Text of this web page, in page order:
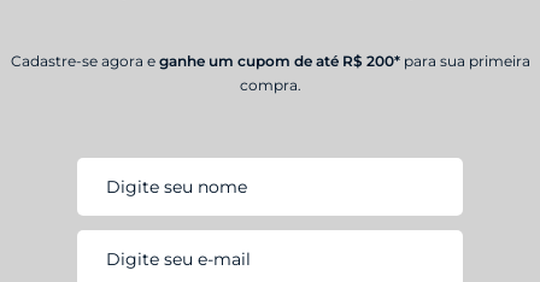
Cadastre-se agora e ganhe um cupom de até R$ 200* para sua primeira
compra.